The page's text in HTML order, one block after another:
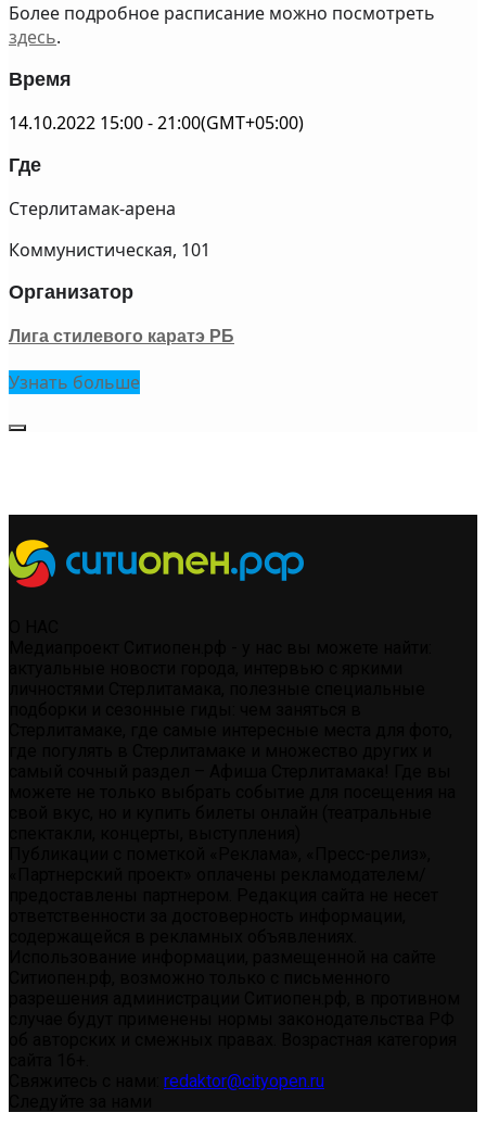
Более подробное расписание можно посмотреть
здесь.
Время
14.10.2022 15:00-21:00(GMT+05:00)
Где
Стерлитамак-арена
Коммунистическая, 101
Организатор
Лига стилевого каратэ РБ
Узнать больше
redaktor@cityopen.ru